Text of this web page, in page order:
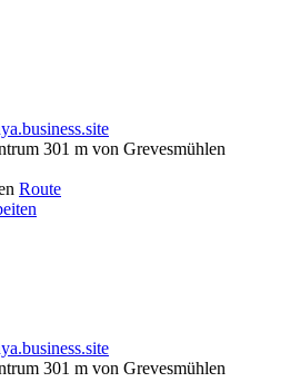
301 m von Grevesmühlen
Route
301 m von Grevesmühlen